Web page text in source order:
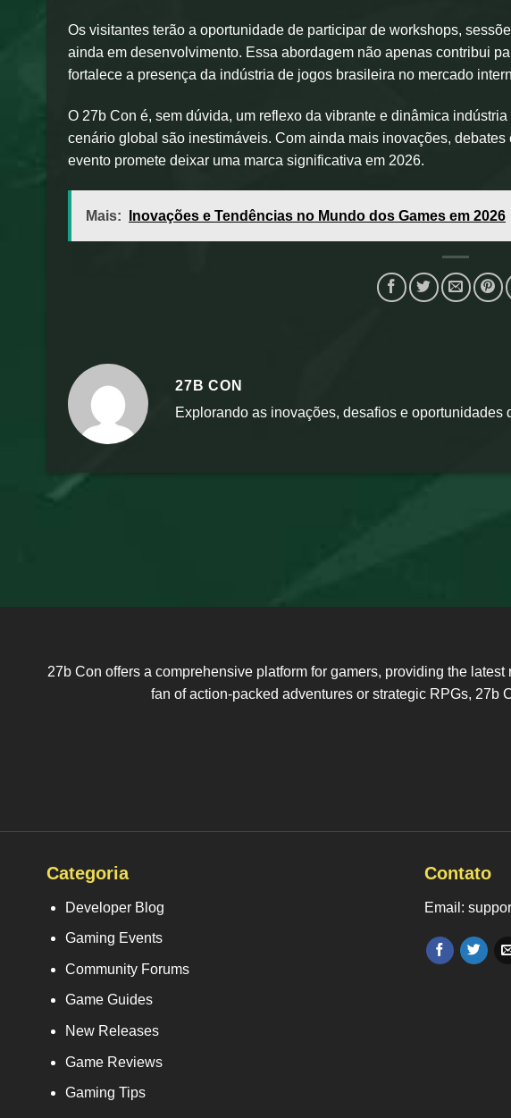
Os visitantes terão a oportunidade de participar de workshops,
ainda em desenvolvimento. Essa abordagem não apenas contribui
fortalece a presença da indústria de jogos brasileira no mercado
O 27b Con é, sem dúvida, um reflexo da vibrante e dinâmica
cenário global são inestimáveis. Com ainda mais inovações,
evento promete deixar uma marca significativa em 2026.
Mais: Inovações e Tendências no Mundo dos Games em 2026
27B CON
Explorando as inovações, desafios e
27b Con offers a comprehensive platform for gamers, providing the
fan of action-packed adventures or strategic RPGs,
Categoria
Developer Blog
Gaming Events
Community Forums
Game Guides
New Releases
Game Reviews
Gaming Tips
Contato
Email: